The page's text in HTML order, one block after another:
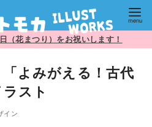
（花まつり）をお祝いします！
「よみがえる！古代
スト
イン